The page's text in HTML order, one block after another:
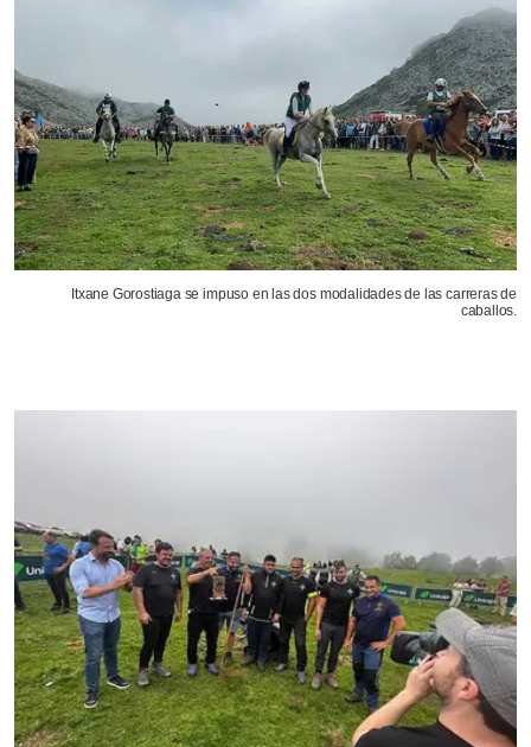
Itxane Gorostiaga se impuso en las dos modalidades de las carreras de
caballos.